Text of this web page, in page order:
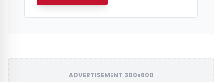
ADVERTISEMENT 300x600